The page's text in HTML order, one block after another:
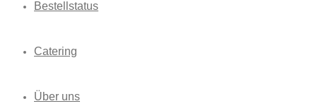
Bestellstatus
Catering
Über uns